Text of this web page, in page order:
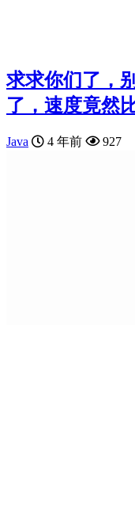
求求你们了，
了，速度竟然
Java 4 年前 927